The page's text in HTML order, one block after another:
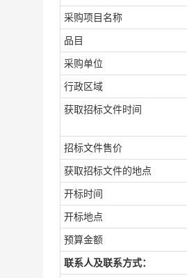
采购项目名称
品目
采购单位
行政区域
获取招标文件时间
招标文件售价
获取招标文件的地点
开标时间
开标地点
预算金额
联系人及联系方式：